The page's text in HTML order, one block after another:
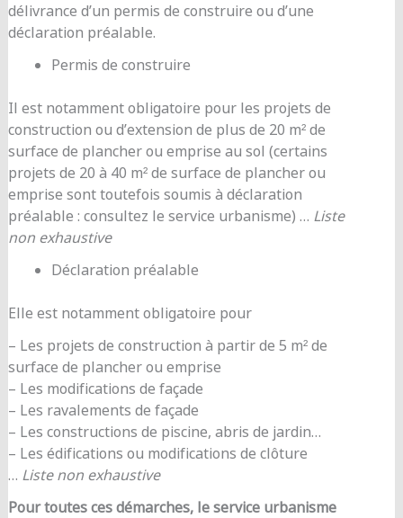
délivrance d’un permis de construire ou d’une
déclaration préalable.
Permis de construire
Il est notamment obligatoire pour les projets de
construction ou d’extension de plus de 20 m² de
surface de plancher ou emprise au sol (certains
projets de 20 à 40 m² de surface de plancher ou
emprise sont toutefois soumis à déclaration
préalable : consultez le service urbanisme) … Liste
non exhaustive
Déclaration préalable
Elle est notamment obligatoire pour
– Les projets de construction à partir de 5 m² de
surface de plancher ou emprise
– Les modifications de façade
– Les ravalements de façade
– Les constructions de piscine, abris de jardin…
– Les édifications ou modifications de clôture
… Liste non exhaustive
Pour toutes ces démarches, le service urbanisme